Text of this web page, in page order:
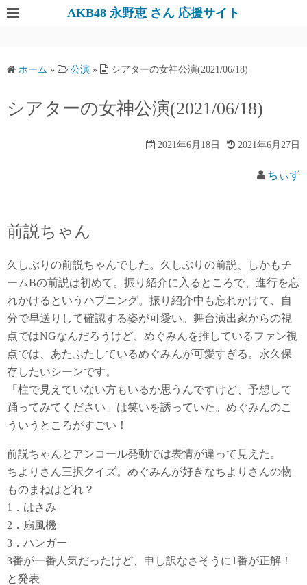
AKB48 永野恵 さん 応援サイト
ホーム » 公演 » シアターの女神公演(2021/06/18)
シアターの女神公演(2021/06/18)
2021年6月18日 2021年6月27日
ちぃず
前説ちゃん
久しぶりの前説ちゃんでした。久しぶりの前説、しかもチ
ームBの前説は初めて。振り紹介に入るところで、進行を忘
れかけるというハプニング。振り紹介中も忘れかけて、自
分で早送りして確認する姿が可愛い。舞台演出家からの視
点ではNGなんだろうけど、めぐみんを推しているファン視
点では、あたふたしているめぐみんが可愛すぎる。永久保
存したいシーンです。
「柱で見えていない方もいるか思うんですけど、予想して
踊ってみてください」は笑いを誘っていた。めぐみんのこ
ういうところがすごい！
前説ちゃんとアンコール発動では表情が違って見えた。
ちよりさん三択クイズ。めぐみんが好きなちよりさんの物
ものまねはどれ？
1．はさみ
2．扇風機
3．ハンガー
3番が一番人気だったけど、申し訳なさそうに1番が正解！
と発表